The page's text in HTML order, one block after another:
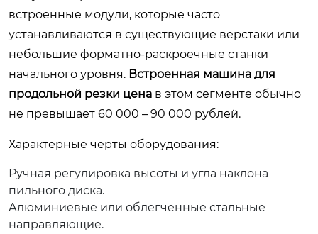
встроенные модули, которые часто
устанавливаются в существующие верстаки или
небольшие форматно-раскроечные станки
начального уровня. Встроенная машина для
продольной резки цена в этом сегменте обычно
не превышает 60 000 – 90 000 рублей.
Характерные черты оборудования:
Ручная регулировка высоты и угла наклона
пильного диска.
Алюминиевые или облегченные стальные
направляющие.